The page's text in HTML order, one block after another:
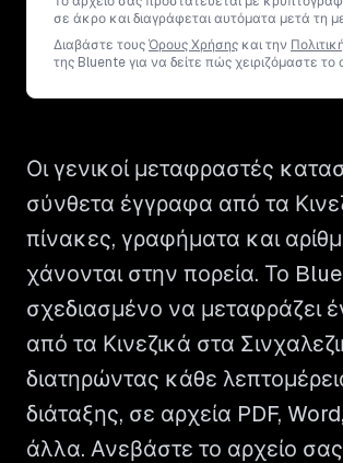
σε άκρο και διαγράφεται αυτόματα μετά τη
Διαβάστε τουςΌρους Χρήσης και την
της Bluente για να δείτε πώς χειριζόμαστε το
Οι γενικοί μεταφραστές
σύνθετα έγγραφα από τα
πίνακες, γραφήματα και
χάνονται στην πορεία. Το
σχεδιασμένο να μεταφράζει
από τα Κινεζικά στα
διατηρώντας κάθε
διάταξης, σε αρχεία PDF,
άλλα. Ανεβάστε το αρχείο